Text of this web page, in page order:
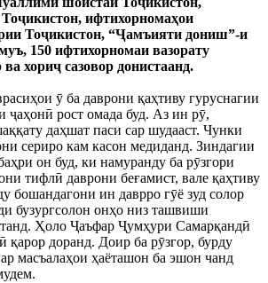
ифтихорномаҳои
Тоҷикистон, “Ҷамъияти дониш”-и
150 ифтихорномаи вазорату
хориҷ сазовор донистаанд.
ӯ ба даврони қаҳтиву гуруснагии
рост омада буд. Аз ин рӯ,
даҳшат паси сар шудааст. Чунки
сериро кам касон медиданд. Зиндагии
он буд, ки намуранду ба рӯзгори
тифлӣ даврони беғамист, вале қаҳтиву
бошандагони ин даврро гӯё зуд солор
бузургсолон онҳо низ ташвиши
Ҳоло Ҷаъфар Ҷумҳури Самарқандӣ
қарор доранд. Доир ба рӯзгор, бурду
масъалаҳои ҳаёташон ба эшон чанд